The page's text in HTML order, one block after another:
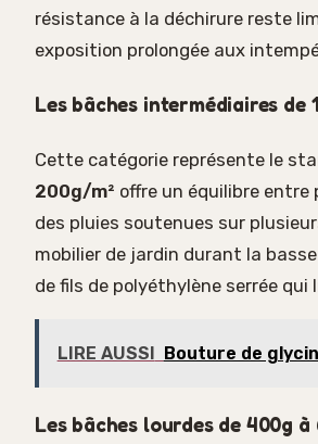
résistance à la déchirure reste
exposition prolongée aux
Les bâches intermédiaires de
Cette catégorie représente le
200g/m² offre un équilibre entre
des pluies soutenues sur
mobilier de jardin durant la
de fils de polyéthylène serrée
LIRE AUSSI Bouture de
Les bâches lourdes de 400g